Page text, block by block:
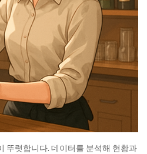
뚜렷합니다. 데이터를 분석해 현황과